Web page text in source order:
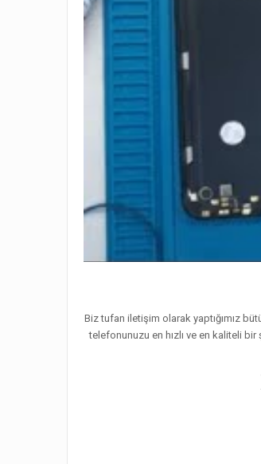
Biz tufan iletişim olarak yaptığımız
telefonunuzu en hızlı ve en kaliteli